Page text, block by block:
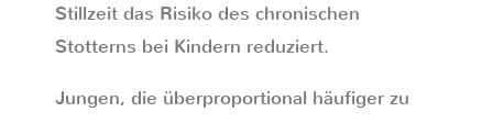
Stillzeit das Risiko des chronischen
Stotterns bei Kindern reduziert.
Jungen, die überproportional häufiger zu